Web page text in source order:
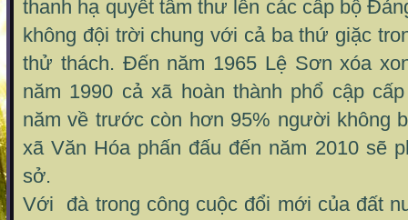
thanh hạ quyết tâm thư lên các cấp bộ
không đội trời chung với cả ba thứ giặc
thử thách. Đến năm 1965 Lệ Sơn xóa
năm 1990 cả xã hoàn thành phổ cập
năm về trước còn hơn 95% người không
xã Văn Hóa phấn đấu đến năm 2010 sẽ
sở.
Với đà trong công cuộc đổi mới của đất